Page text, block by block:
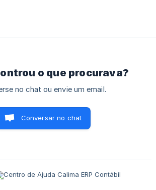
o que procurava?
no chat ou envie um email.
Conversar no chat